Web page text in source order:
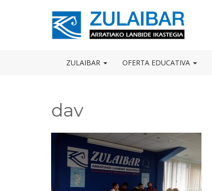
ZULAIBAR OFERTA EDUCATIVA
dav